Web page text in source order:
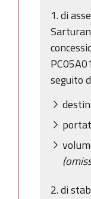
1. di
seguito
2. di